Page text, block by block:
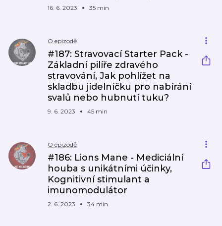
16. 6. 2023 35 min
O epizodě
#187: Stravovací Starter Pack -
Základní pilíře zdravého
stravování, Jak pohlížet na
skladbu jídelníčku pro nabírání
svalů nebo hubnutí tuku?
9. 6. 2023 45 min
O epizodě
#186: Lions Mane - Mediciální
houba s unikátními účinky,
Kognitivní stimulant a
imunomodulátor
2. 6. 2023 34 min